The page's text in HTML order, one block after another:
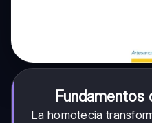
La homotecia